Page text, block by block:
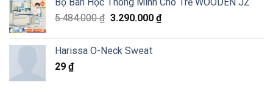
5.484.000₫ Giá
5.484.000 ₫.
3.290.000 ₫Giá
Harissa O-Neck Sweat
29 ₫